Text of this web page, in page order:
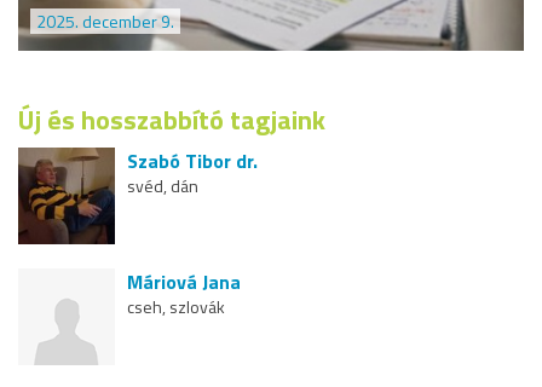
2025. december 9.
Új és hosszabbító tagjaink
Szabó Tibor dr.
svéd, dán
Máriová Jana
cseh, szlovák